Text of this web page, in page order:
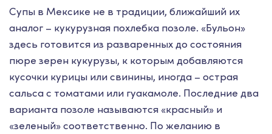
Супы в Мексике не в традиции, ближайший их
аналог – кукурузная похлебка позоле. «Бульон»
здесь готовится из разваренных до состояния
пюре зерен кукурузы, к которым добавляются
кусочки курицы или свинины, иногда – острая
сальса с томатами или гуакамоле. Последние два
варианта позоле называются «красный» и
«зеленый» соответственно. По желанию в